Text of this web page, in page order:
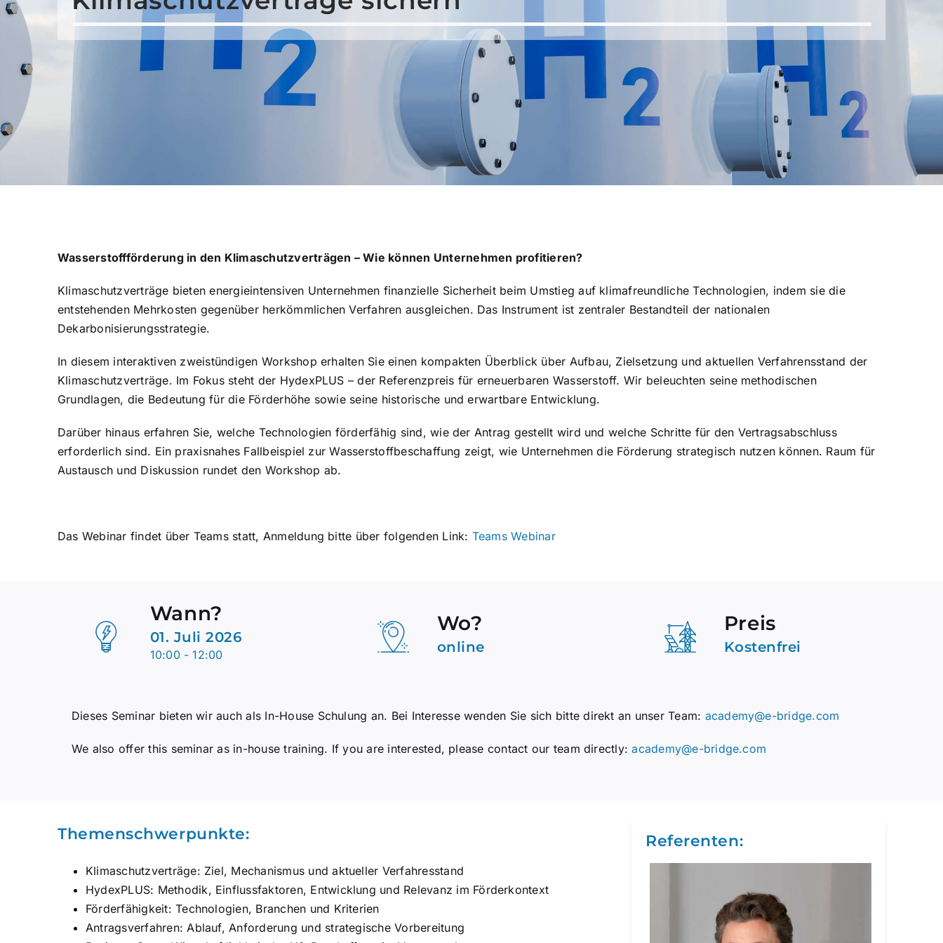
Wasserstoffförderung in den Klimaschutzverträgen – Wie können Unternehmen profitieren?
Klimaschutzverträge bieten energieintensiven Unternehmen finanzielle Sicherheit beim Umstieg auf klimafreundliche Technologien, indem sie die
entstehenden Mehrkosten gegenüber herkömmlichen Verfahren ausgleichen. Das Instrument ist zentraler Bestandteil der nationalen
Dekarbonisierungsstrategie.
In diesem interaktiven zweistündigen Workshop erhalten Sie einen kompakten Überblick über Aufbau, Zielsetzung und aktuellen Verfahrensstand der
Klimaschutzverträge. Im Fokus steht der HydexPLUS – der Referenzpreis für erneuerbaren Wasserstoff. Wir beleuchten seine methodischen
Grundlagen, die Bedeutung für die Förderhöhe sowie seine historische und erwartbare Entwicklung.
Darüber hinaus erfahren Sie, welche Technologien förderfähig sind, wie der Antrag gestellt wird und welche Schritte für den Vertragsabschluss
erforderlich sind. Ein praxisnahes Fallbeispiel zur Wasserstoffbeschaffung zeigt, wie Unternehmen die Förderung strategisch nutzen können. Raum für
Austausch und Diskussion rundet den Workshop ab.
Das Webinar findet über Teams statt, Anmeldung bitte über folgenden Link: Teams Webinar
Wann?
01. Juli 2026
10:00 - 12:00
Wo?
online
Preis
Kostenfrei
Dieses Seminar bieten wir auch als In-House Schulung an. Bei Interesse wenden Sie sich bitte direkt an unser Team: academy@e-bridge.com
We also offer this seminar as in-house training. If you are interested, please contact our team directly:academy@e-bridge.com
Themenschwerpunkte:
Klimaschutzverträge: Ziel, Mechanismus und aktueller Verfahresstand
HydexPLUS: Methodik, Einflussfaktoren, Entwicklung und Relevanz im Förderkontext
Förderfähigkeit: Technologien, Branchen und Kriterien
Antragsverfahren: Ablauf, Anforderung und strategische Vorbereitung
Referenten: